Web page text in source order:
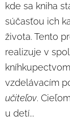
kde sa kniha
súčasťou ich
života. Tento
realizuje v
kníhkupectvom
vzdelávacím
učiteľov.
u detí...